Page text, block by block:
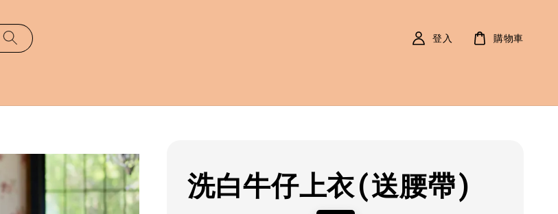
登入 購物車
洗白牛仔上衣(送腰帶)